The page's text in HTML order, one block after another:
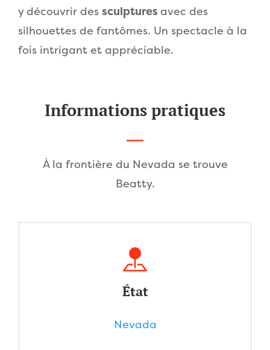
y découvrir des sculptures avec des
silhouettes de fantômes. Un spectacle à la
fois intrigant et appréciable.
Informations pratiques
À la frontière du Nevada se trouve
Beatty.
État
Nevada